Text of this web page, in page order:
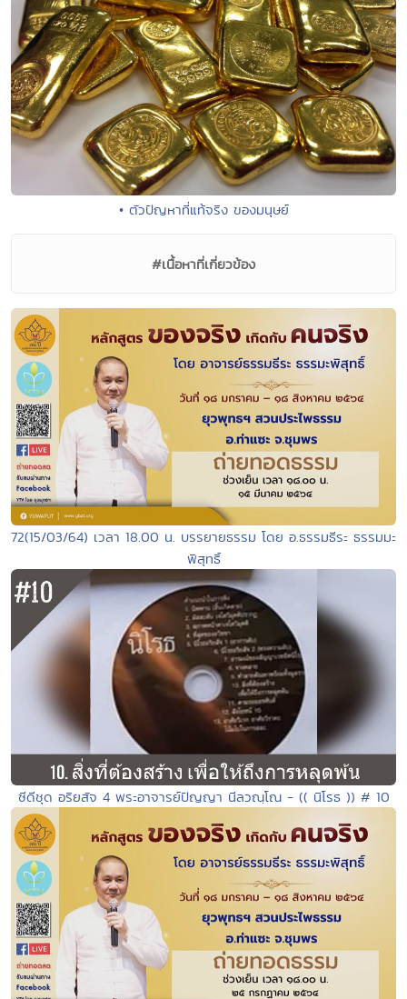
• ตัวปัญหาที่แท้จริง ของมนุษย์
#เนื้อหาที่เกี่ยวข้อง
72(15/03/64) เวลา 18.00 น. บรรยายธรรม โดย อ.ธรรมธีระ ธรรมมะ
พิสุทธิ์
ซีดีชุด อริยสัจ 4 พระอาจารย์ปัญญา นีลวณฺโณ - (( นิโรธ )) # 10